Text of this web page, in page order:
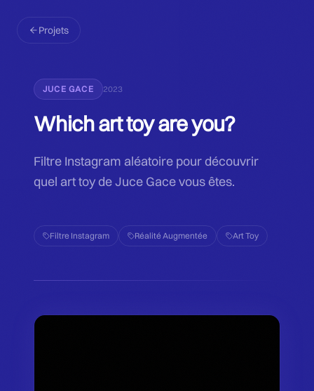
Projets
JUCE GACE 2023
Which art toy are you?
Filtre Instagram aléatoire pour découvrir
quel art toy de Juce Gace vous êtes.
Filtre Instagram Réalité Augmentée Art Toy